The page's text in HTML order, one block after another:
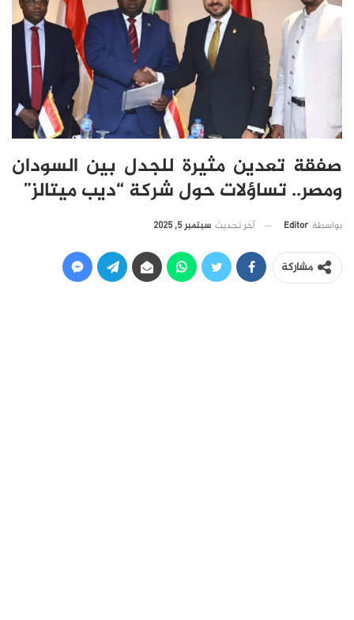
صفقة تعدين مثيرة للجدل بين السودان
ومصر.. تساؤلات حول شركة “ديب ميتالز”
بواسطة Editor آخر تحديث سبتمبر 5, 2025
مشاركة